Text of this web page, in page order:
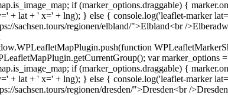
if (marker_options.draggable) {
+ lat + ' x=' + lng); } else { console.log('leaflet-marker
sachsen.tours/regionen/elbland/">Elbland<br /
var
if (marker_options.draggable) {
+ lat + ' x=' + lng); } else { console.log('leaflet-marker
sachsen.tours/regionen/dresden/">Dresden<br /